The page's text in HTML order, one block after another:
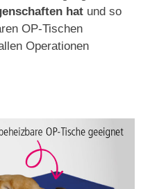
hat und so
OP-Tischen
Operationen